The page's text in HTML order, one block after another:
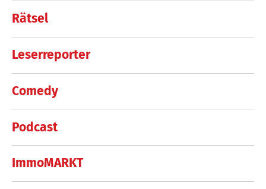
Rätsel
Leserreporter
Comedy
Podcast
ImmoMARKT